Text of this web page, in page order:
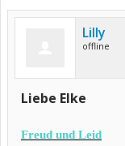
Lilly
offline
Liebe Elke
Freud und Leid